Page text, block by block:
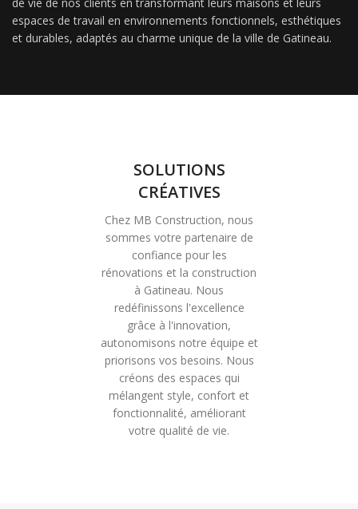
de vie de nos clients en transformant leurs maisons et leurs
espaces de travail en environnements fonctionnels, esthétiques
et durables, adaptés au charme unique de la ville de Gatineau.
SOLUTIONS
CRÉATIVES
Chez MB Construction, nous
sommes votre partenaire de
confiance pour les
rénovations et la construction
à Gatineau. Nous
redéfinissons l'excellence
grâce à l'innovation,
autonomisons notre équipe et
priorisons vos besoins. Nous
créons des espaces qui
mélangent style, confort et
fonctionnalité, améliorant
votre qualité de vie.